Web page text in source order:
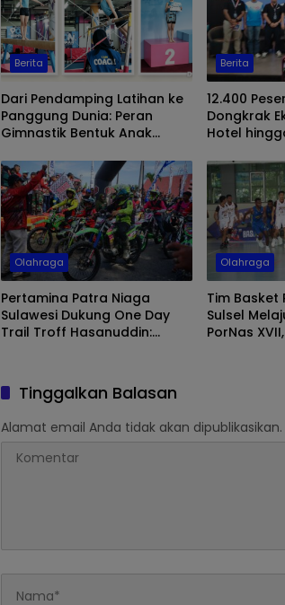
Berita
Dari Pendamping Latihan ke
Panggung Dunia: Peran
Gimnastik Bentuk Anak
Internasional
Berita
12.400
Dongkrak
Hotel
Olahraga
Pertamina Patra Niaga
Sulawesi Dukung One Day
Trail Troff Hasanuddin:
Olahraga
Tim Basket
Sulsel
PorNas
Tinggalkan Balasan
Alamat email Anda tidak akan dipublikasikan.